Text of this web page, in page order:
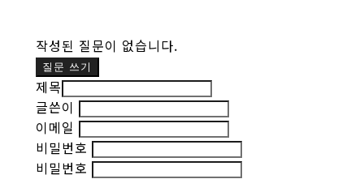
작성된 질문이 없습니다.
질문 쓰기
제목
글쓴이
이메일
비밀번호
비밀번호